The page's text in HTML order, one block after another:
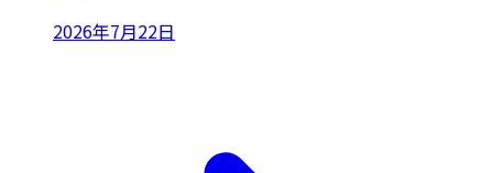
2026年7月22日